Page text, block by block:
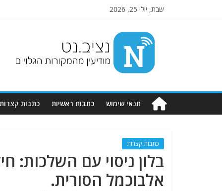
שבת, יולי 25, 2026
Nziv.net
מודיעין
מהמקורות
תנאי שימוש כתבות ראשיות כתבות קצרות
כתבות קצרות
בלון ניסוי עם השלכות:
אלבוכמל הסורית.